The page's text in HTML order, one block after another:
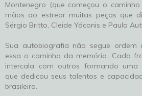
Montenegro (que começou o
mãos ao estrear muitas peças que
Sérgio Britto, Cleide Yáconis e Paulo
Sua autobiografia não segue ordem
essa o caminho da memória. Cada
intercala com outros formando uma
que dedicou seus talentos e
brasileira.